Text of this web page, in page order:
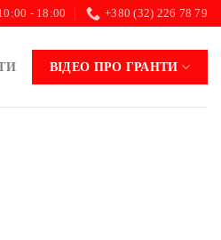
- 18:00 +380 (32) 226 78 79
ВІДЕО ПРО ГРАНТИ